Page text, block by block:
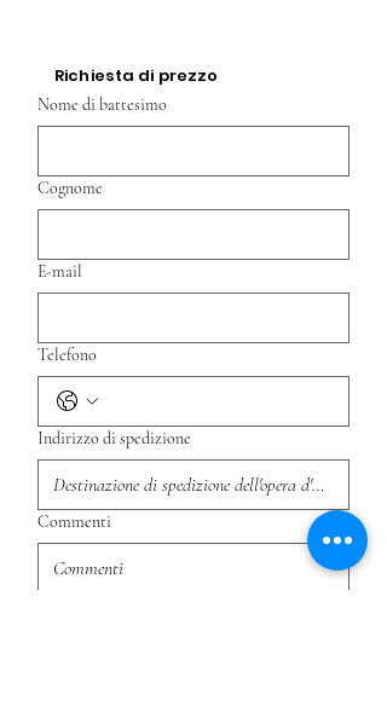
Nome di battesimo
Cognome
E-mail
Telefono
Indirizzo di spedizione
Commenti
Richiesta di prezzo